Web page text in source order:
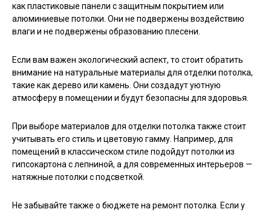
как пластиковые панели с защитным покрытием или
алюминиевые потолки. Они не подвержены воздействию
влаги и не подвержены образованию плесени.
Если вам важен экологический аспект, то стоит обратить
внимание на натуральные материалы для отделки потолка,
такие как дерево или камень. Они создадут уютную
атмосферу в помещении и будут безопасны для здоровья.
При выборе материалов для отделки потолка также стоит
учитывать его стиль и цветовую гамму. Например, для
помещений в классическом стиле подойдут потолки из
гипсокартона с лепниной, а для современных интерьеров —
натяжные потолки с подсветкой.
Не забывайте также о бюджете на ремонт потолка. Если у